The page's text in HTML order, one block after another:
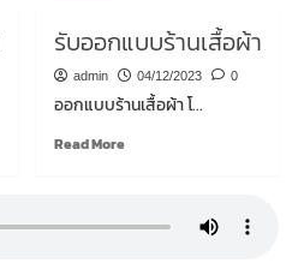
รับออกแบบร้านเสื้อผ้า
admin 04/12/2023 0
ออกแบบร้านเสื้อผ้า โ...
Read MoreRead
ออกแบบ